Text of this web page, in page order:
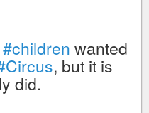
#children wanted
, but it is
did.